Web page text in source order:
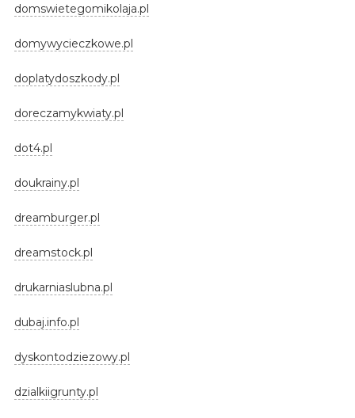
domswietegomikolaja.pl
domywycieczkowe.pl
doplatydoszkody.pl
doreczamykwiaty.pl
dot4.pl
doukrainy.pl
dreamburger.pl
dreamstock.pl
drukarniaslubna.pl
dubaj.info.pl
dyskontodziezowy.pl
dzialkiigrunty.pl